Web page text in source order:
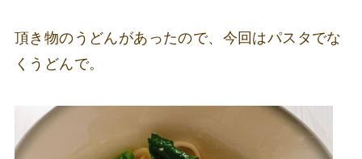
頂き物のうどんがあったので、今回はパスタでな
くうどんで。